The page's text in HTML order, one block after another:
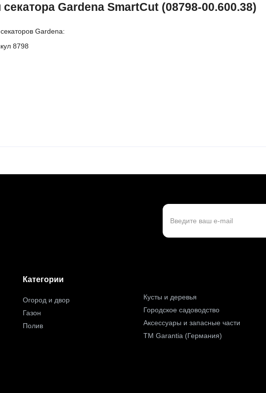
Gardena SmartCut (08798-00.600.38)
Gardena:
8798
Категории
Огород и двор
Газон
Полив
Кусты и деревья
Городское садоводство
Аксессуары и запасные части
TM Garantia (Германия)